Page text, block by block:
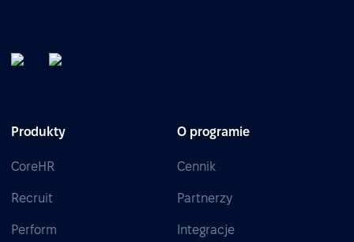
Produkty
CoreHR
Recruit
Perform
O programie
Cennik
Partnerzy
Integracje